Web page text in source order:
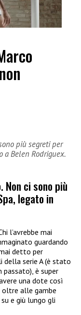
più segreti per
a Belen Rodriguex.
ci sono più
legato in
l’avrebbe mai
guardando
detto per
della serie A (è stato
passato), è super
una dote così
oltre alle gambe
e giù lungo gli